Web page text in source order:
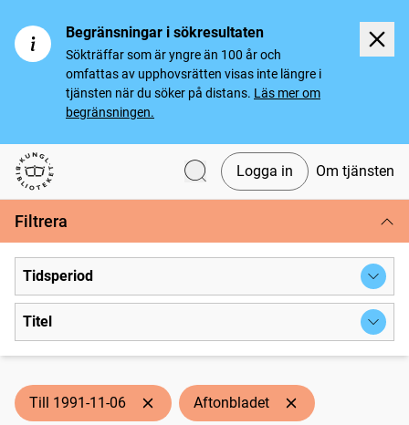
Begränsningar i sökresultaten
Sökträffar som är yngre än 100 år och
omfattas av upphovsrätten visas inte längre i
tjänsten när du söker på distans. Läs mer om
begränsningen.
Svenska tidningar
Logga in Om tjänsten
Filtrera
Tidsperiod
Titel
Till 1991-11-06 Aftonbladet